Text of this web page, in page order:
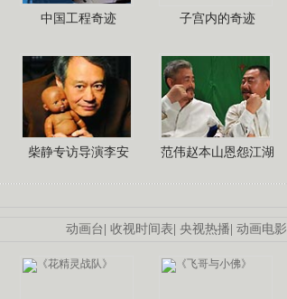
中国工程奇迹 子宫内的奇迹
柴静专访导演李安 范伟赵本山恩怨江湖
动画台| 收视时间表| 央视热播| 动画电影